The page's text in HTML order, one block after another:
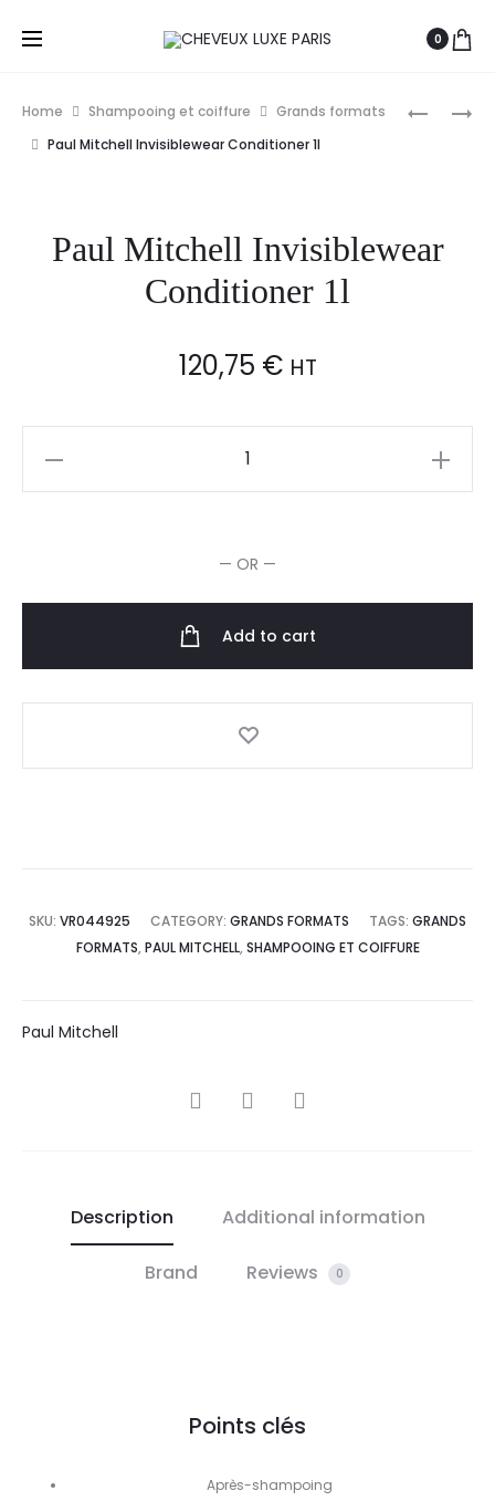
0
ANTI-
SANS
Home Shampooing et coiffure
Grands formats
Paul Mitchell Invisiblewear Conditioner 1l
Paul Mitchell Invisiblewear
Conditioner 1l
120,75 € HT
quantity
— OR —
Add to cart
SKU: VR044925 CATEGORY: GRANDS FORMATS TAGS: GRANDS
FORMATS, PAUL MITCHELL, SHAMPOOING ET COIFFURE
Paul Mitchell
SHARE
Description Additional information
Brand Reviews 0
Points clés
Après-shampoing